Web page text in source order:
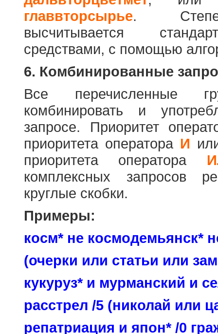
главвторсырье.
высчитывается
средствами, с помощью
6. Комбинированные
Все перечисленные
комбинировать и
запросе. Приоритет
приоритета оператора И
приоритета оператора
комплексных запросов
круглые скобки.
Примеры:
косм* не космодемьянск*
(очерки или статьи или
кукуруз* и мурманский и
расстрел /5 (николай или
репатриация и япон* /0